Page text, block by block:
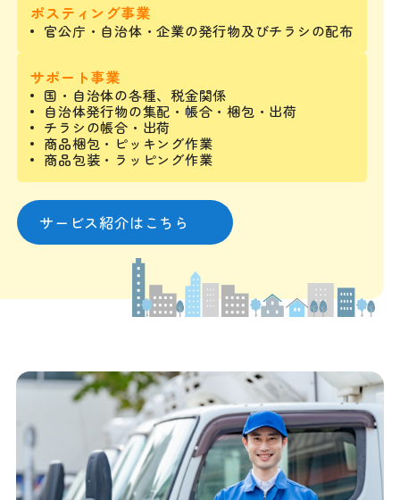
ポスティング事業
官公庁・自治体・企業の発行物及びチラシの配布
サポート事業
国・自治体の各種、税金関係
自治体発行物の集配・帳合・梱包・出荷
チラシの帳合・出荷
商品梱包・ピッキング作業
商品包装・ラッピング作業
サービス紹介はこちら